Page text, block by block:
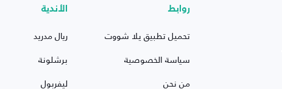
روابط
تحميل تطبيق يلا شووت
سياسة الخصوصية
من نحن
الأندية
ريال مدريد
برشلونة
ليفربول